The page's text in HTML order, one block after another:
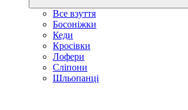
Все взуття
Босоніжки
Кеди
Кросівки
Лофери
Сліпони
Шльопанці